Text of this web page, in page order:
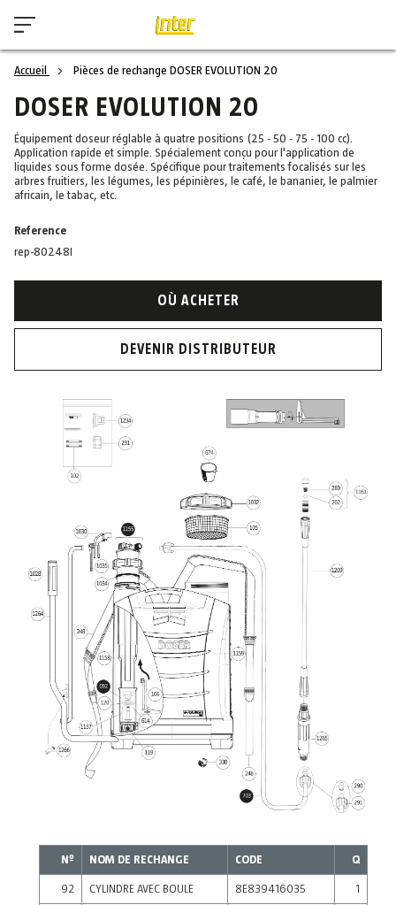
Accueil Pièces de rechange DOSER EVOLUTION 20
DOSER EVOLUTION 20
Équipement doseur réglable à quatre positions (25 - 50 - 75 - 100 cc).
Application rapide et simple. Spécialement conçu pour l'application de
liquides sous forme dosée. Spécifique pour traitements focalisés sur les
arbres fruitiers, les légumes, les pépinières, le café, le bananier, le palmier
africain, le tabac, etc.
Reference
rep-80248I
OÙ ACHETER
DEVENIR DISTRIBUTEUR
Nº NOM DE RECHANGE CODE Q
92 CYLINDRE AVEC BOULE 8E839416035 1